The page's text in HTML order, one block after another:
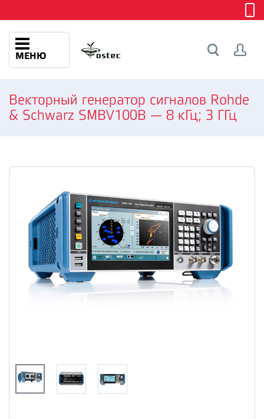
МЕНЮ
Векторный генератор сигналов Rohde
& Schwarz SMBV100B — 8 кГц; 3 ГГц